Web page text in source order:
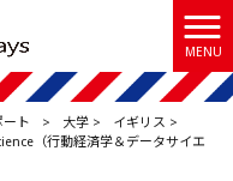
MENU
ト > 大学 > イギリス >
（行動経済学＆データサイエ